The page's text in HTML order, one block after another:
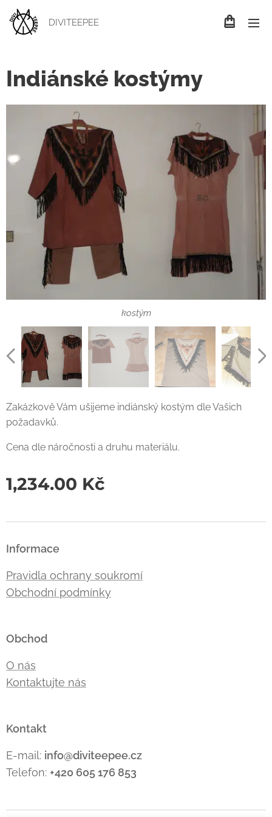
DIVITEEPEE
Indiánské kostýmy
kostým
dětský kostým
indiánský kostým
kostým
Zakázkově Vám ušijeme indiánský kostým dle Vašich
požadavků.
Cena dle náročnosti a druhu materiálu.
1,234.00 Kč
Informace
Pravidla ochrany soukromí
Obchodní podmínky
Obchod
O nás
Kontaktujte nás
Kontakt
E-mail: info@diviteepee.cz
Telefon: +420 605 176 853